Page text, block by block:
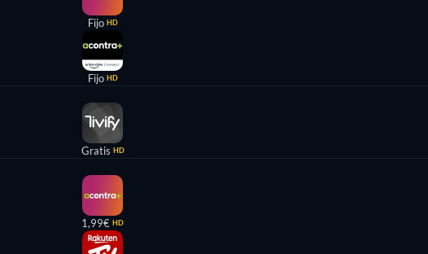
Fijo HD
Fijo HD
Gratis HD
1,99€ HD